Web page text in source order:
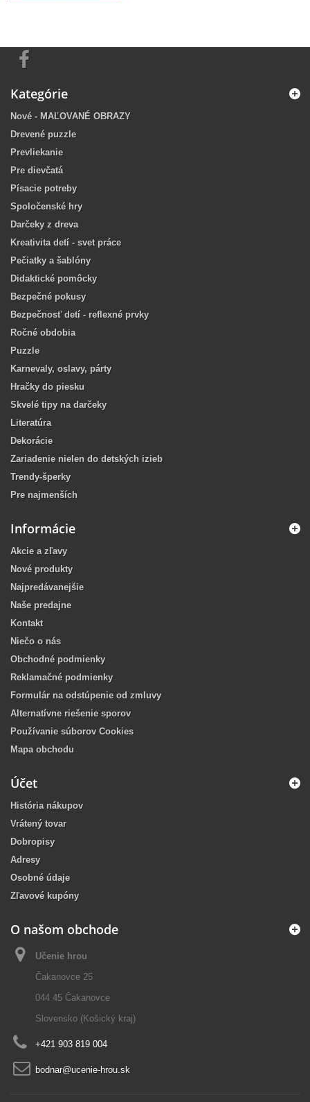
Kategórie
Nové - MAĽOVANÉ OBRAZY
Drevené puzzle
Prevliekanie
Pre dievčatá
Písacie potreby
Spoločenské hry
Darčeky z dreva
Kreativita detí - svet práce
Pečiatky a šablóny
Didaktické pomôcky
Bezpečné pokusy
Bezpečnosť detí - reflexné prvky
Ročné obdobia
Puzzle
Karnevaly, oslavy, párty
Hračky do piesku
Skvelé tipy na darčeky
Literatúra
Dekorácie
Zariadenie nielen do detských izieb
Trendy-šperky
Pre najmenších
Informácie
Akcie a zľavy
Nové produkty
Najpredávanejšie
Naše predajne
Kontakt
Niečo o nás
Obchodné podmienky
Reklamačné podmienky
Formulár na odstúpenie od zmluvy
Alternatívne riešenie sporov
Používanie súborov Cookies
Mapa obchodu
Účet
História nákupov
Vrátený tovar
Dobropisy
Adresy
Osobné údaje
Zľavové kupóny
O našom obchode
Učenie hrou
Čakanovce 25
044 45 Čakanovce
Slovensko (Košický kraj)
+421 903 819 004
bodnar@ucenie-hrou.sk